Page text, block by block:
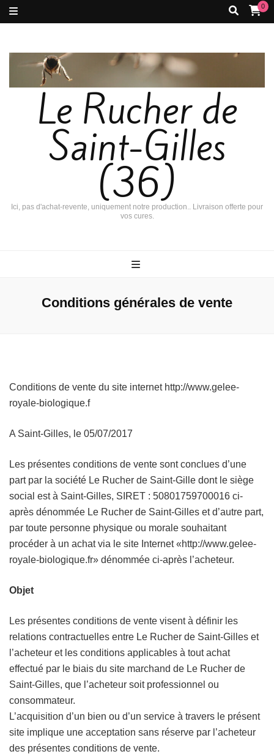
0
Le Rucher de
Saint-Gilles
(36)
Ici, pas d'achat-revente, uniquement notre production.. Livraison offerte pour
vos cures.
Conditions générales de vente
Conditions de vente du site internet http://www.gelee-
royale-biologique.f
A Saint-Gilles, le 05/07/2017
Les présentes conditions de vente sont conclues d’une
part par la société Le Rucher de Saint-Gille dont le siège
social est à Saint-Gilles, SIRET : 50801759700016 ci-
après dénommée Le Rucher de Saint-Gilles et d’autre part,
par toute personne physique ou morale souhaitant
procéder à un achat via le site Internet «http://www.gelee-
royale-biologique.fr» dénommée ci-après l’acheteur.
Objet
Les présentes conditions de vente visent à définir les
relations contractuelles entre Le Rucher de Saint-Gilles et
l’acheteur et les conditions applicables à tout achat
effectué par le biais du site marchand de Le Rucher de
Saint-Gilles, que l’acheteur soit professionnel ou
consommateur.
L’acquisition d’un bien ou d’un service à travers le présent
site implique une acceptation sans réserve par l’acheteur
des présentes conditions de vente.